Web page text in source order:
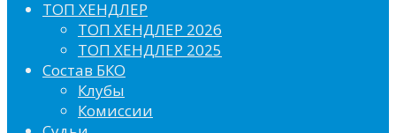
ТОП ХЕНДЛЕР
ТОП ХЕНДЛЕР 2026
ТОП ХЕНДЛЕР 2025
Состав БКО
Клубы
Комиссии